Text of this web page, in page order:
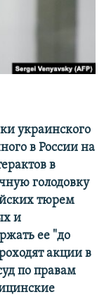
украинского
в России на
в
голодовку
тюрем
и
ее "до
акции в
по правам